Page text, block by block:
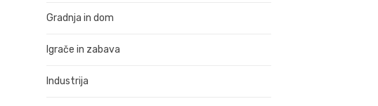
Gradnja in dom
Igrače in zabava
Industrija